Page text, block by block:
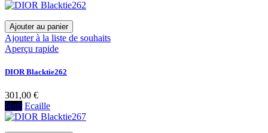
Ajouter au panier
Ajouter à la liste de souhaits
Aperçu rapide
DIOR Blacktie262
301,00 €
Noir Ecaille